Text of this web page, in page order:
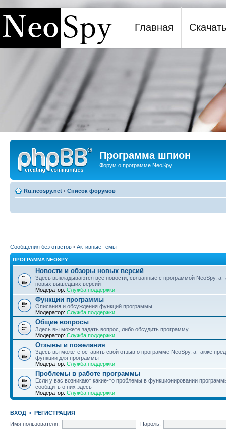
Программа шпион NeoSpy
Главная Скачать
Программа шпион
Форум о программе NeoSpy
Ru.neospy.net ‹ Список форумов
Сообщения без ответов • Активные темы
ПРОГРАММА NEOSPY
Новости и обзоры новых версий
Здесь выкладываются все новости, связанные с программой NeoSpy, а
новых вышедших версий
Модератор: Служба поддержки
Функции программы
Описания и обсуждения функций программы
Модератор: Служба поддержки
Общие вопросы
Здесь вы можете задать вопрос, либо обсудить программу
Модератор: Служба поддержки
Отзывы и пожелания
Здесь вы можете оставить свой отзыв о программе NeoSpy, а также
функции для программы
Модератор: Служба поддержки
Проблемы в работе программы
Если у вас возникают какие-то проблемы в функционировании
сообщить о них здесь
Модератор: Служба поддержки
ВХОД • РЕГИСТРАЦИЯ
Имя пользователя:
Пароль: